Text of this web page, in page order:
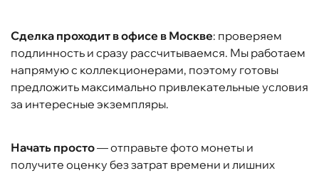
Сделка проходит в офисе в Москве: проверяем
подлинность и сразу рассчитываемся. Мы работаем
напрямую с коллекционерами, поэтому готовы
предложить максимально привлекательные условия
за интересные экземпляры.
Начать просто— отправьте фото монеты и
получите оценку без затрат времени и лишних